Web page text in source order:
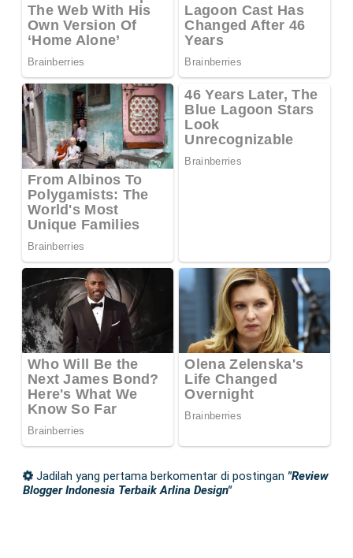
Jadilah yang pertama berkomentar di postingan "Review
Blogger Indonesia Terbaik Arlina Design"